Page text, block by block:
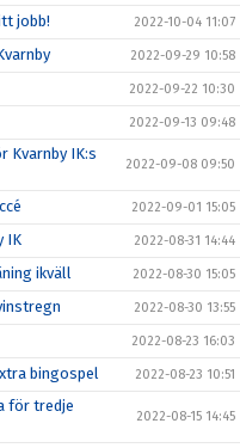
jobb! 2022-10-04 11:07
2022-09-29 10:58
2022-09-22 10:30
2022-09-13 09:48
Kvarnby IK:s
2022-09-08 09:50
2022-09-01 15:05
IK 2022-08-31 14:44
ikväll 2022-08-30 15:05
2022-08-30 13:55
2022-08-23 16:03
bingospel 2022-08-23 10:51
för tredje
2022-08-15 14:45